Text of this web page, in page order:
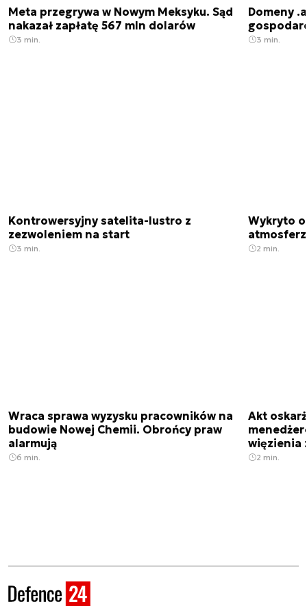
Meta przegrywa w Nowym Meksyku. Sąd
nakazał zapłatę 567 mln dolarów
3 min.
Domeny
3 min.
Kontrowersyjny satelita-lustro z
zezwoleniem na start
3 min.
Wykryto
2 min.
Wraca sprawa wyzysku pracowników na
budowie Nowej Chemii. Obrońcy praw
alarmują
6 min.
Akt
więzienia
2 min.